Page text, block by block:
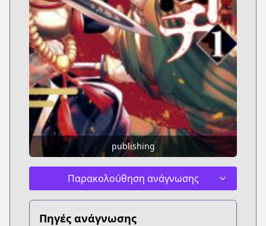
publishing
Παρακολούθηση ανάγνωσης
Πηγές ανάγνωσης